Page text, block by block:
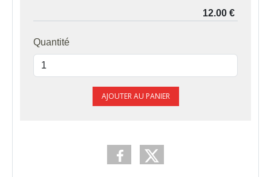
Quantité
AJOUTER AU PANIER